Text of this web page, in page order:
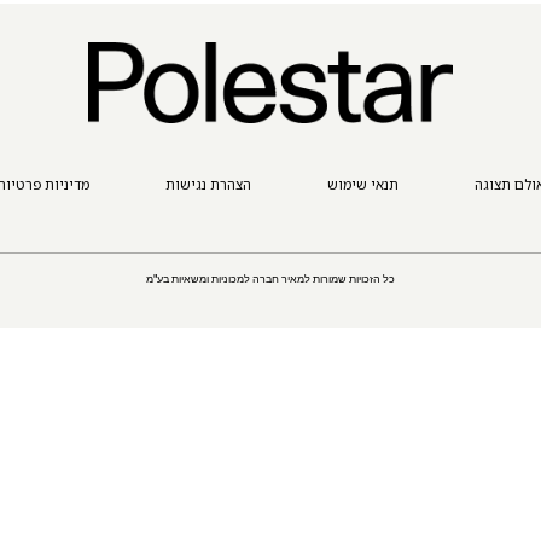
תצוגה תנאי שימוש הצהרת נגישות מדיניות
כל הזכויות שמורות למאיר חברה למכוניות ומשאיות בע"מ